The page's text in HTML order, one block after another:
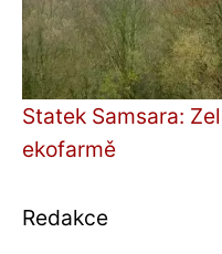
Statek Samsara:
ekofarmě
Redakce